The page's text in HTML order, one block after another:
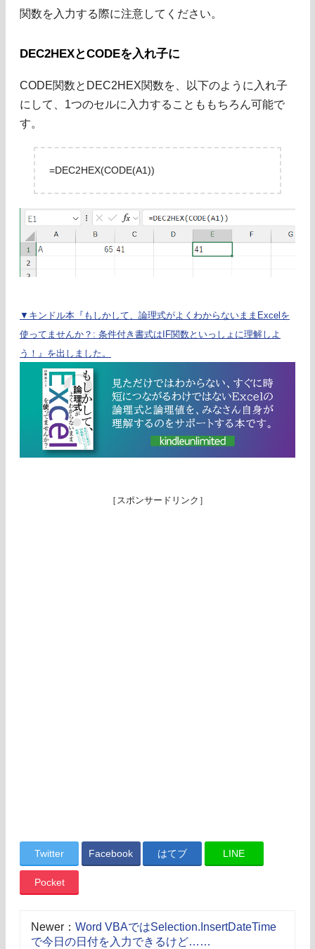
関数を入力する際に注意してください。
DEC2HEXとCODEを入れ子に
CODE関数とDEC2HEX関数を、以下のように入れ子
にして、1つのセルに入力することももちろん可能で
す。
=DEC2HEX(CODE(A1))
▼キンドル本『もしかして、論理式がよくわからないままExcelを
使ってませんか？: 条件付き書式はIF関数といっしょに理解しよ
う！』を出しました。
［スポンサードリンク］
Twitter Facebook はてブ LINE
Pocket
Newer： Word VBAではSelection.InsertDateTime
で今日の日付を入力できるけど……